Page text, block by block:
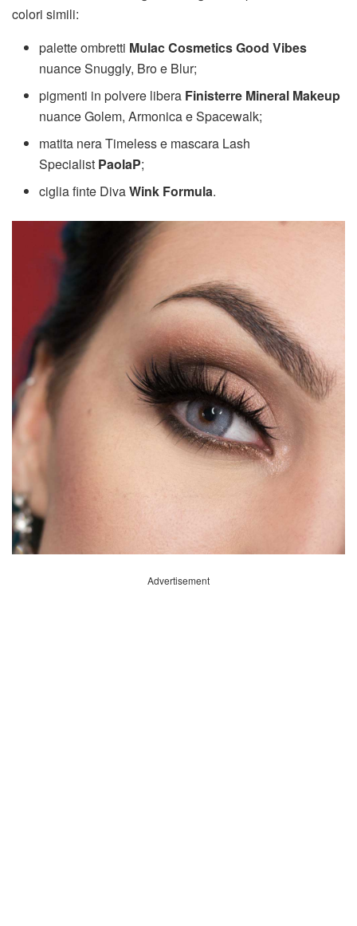
colori simili:
palette ombretti Mulac Cosmetics Good Vibes
nuance Snuggly, Bro e Blur;
pigmenti in polvere libera Finisterre Mineral Makeup
nuance Golem, Armonica e Spacewalk;
matita nera Timeless e mascara Lash
Specialist PaolaP;
ciglia finte DivaWink Formula.
Advertisement